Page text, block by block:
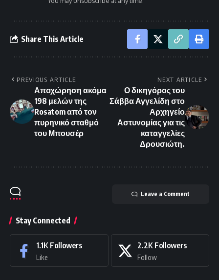
Share This Article
PREVIOUS ARTICLE
Αποχώρηση ακόμα
198 μελών της
Rosatom από τον
πυρηνικό σταθμό
του Μπουσέρ
NEXT ARTICLE
Ο δικηγόρος του
Σάββα Αγγελίδη στο
Αρχηγείο
Αστυνομίας για τις
καταγγελίες
Δρουσιώτη.
Leave a Comment
Stay Connected
1.1K Followers
Like
2.2K Followers
Follow